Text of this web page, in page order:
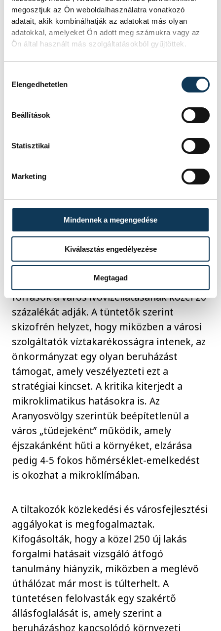
megosztjuk az Ön weboldalhasználatra vonatkozó
adatait, akik kombinálhatják az adatokat más olyan
adatokkal, amelyeket Ön adott meg számukra vagy az
Ön által használt más szolgáltatásokból gyűjtöttek.
Elengedhetetlen
Beállítások
Statisztikai
Marketing
Mindennek a megengedése
Kiválasztás engedélyezése
Megtagad
visszakozást – garantálja, hogy a
beruházás minden lépése a legszigorúbb
szakmai felügyelet mellett, a társadalmi
kontroll érvényesítésével történjen.
A városházán tartott lakossági fórumot
követően az épület előtt demonsárcióval
folytatták a civilek.
A felszólalók öt pontban foglalták össze az
aggályokat, amelyek az Aranyosvölgy
beépítése ellen szólnak. A legfőbb érv a
vízbázis védelme volt, a területen fakadó
források a város ivóvízellátásának közel 20
százalékát adják. A tüntetők szerint
skizofrén helyzet, hogy miközben a városi
szolgáltatók víztakarékosságra intenek, az
önkormányzat egy olyan beruházást
támogat, amely veszélyezteti ezt a
stratégiai kincset. A kritika kiterjedt a
mikroklimatikus hatásokra is. Az
Aranyosvölgy szerintük beépítetlenül a
város „tüdejeként” működik, amely
éjszakánként hűti a környéket, elzárása
pedig 4-5 fokos hőmérséklet-emelkedést
is okozhat a mikroklímában.
A tiltakozók közlekedési és városfejlesztési
aggályokat is megfogalmaztak.
Kifogásolták, hogy a közel 250 új lakás
forgalmi hatásait vizsgáló átfogó
tanulmány hiányzik, miközben a meglévő
úthálózat már most is túlterhelt. A
tüntetésen felolvasták egy szakértő
állásfoglalását is, amely szerint a
beruházáshoz kapcsolódó környezeti